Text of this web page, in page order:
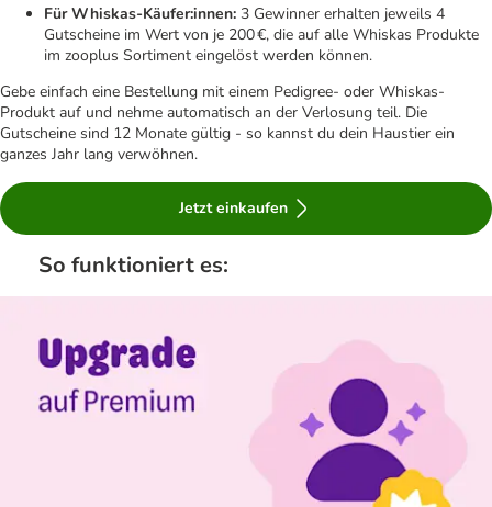
Für Whiskas-Käufer:innen: 3 Gewinner erhalten jeweils 4
Gutscheine im Wert von je 200 €, die auf alle Whiskas Produkte
im zooplus Sortiment eingelöst werden können.
Gebe einfach eine Bestellung mit einem Pedigree- oder Whiskas-
Produkt auf und nehme automatisch an der Verlosung teil. Die
Gutscheine sind 12 Monate gültig - so kannst du dein Haustier ein
ganzes Jahr lang verwöhnen.
Jetzt einkaufen
So funktioniert es: